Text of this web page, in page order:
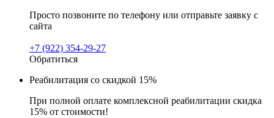
Просто позвоните по телефону или отправьте заявку с
сайта
+7 (922) 354-29-27
Обратиться
Реабилитация со скидкой 15%
При полной оплате комплексной реабилитации скидка
15% от стоимости!